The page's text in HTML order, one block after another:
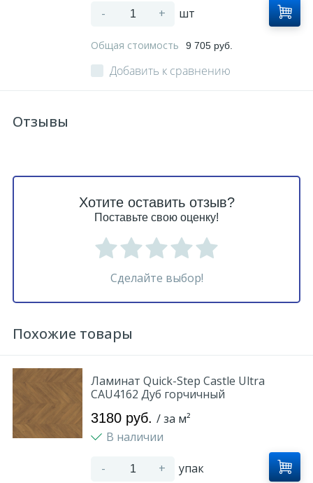
- + шт
Общая стоимость 9 705 руб.
Добавить к сравнению
Отзывы
Хотите оставить отзыв?
Поставьте свою оценку!
Сделайте выбор!
Похожие товары
Ламинат Quick-Step Castle Ultra
CAU4162 Дуб горчичный
3180 руб. / за м²
В наличии
- + упак